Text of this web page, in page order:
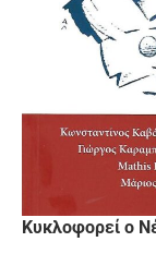
Κυκλοφορεί ο